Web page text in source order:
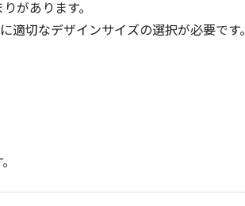
があります。
切なデザインサイズの選択が必要です。